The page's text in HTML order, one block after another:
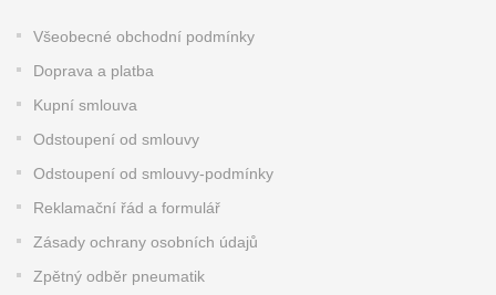
Všeobecné obchodní podmínky
Doprava a platba
Kupní smlouva
Odstoupení od smlouvy
Odstoupení od smlouvy-podmínky
Reklamační řád a formulář
Zásady ochrany osobních údajů
Zpětný odběr pneumatik